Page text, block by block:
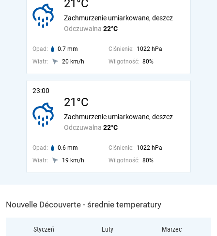
21°C
Odczuwalna 22°C
Zachmurzenie umiarkowane, deszcz
Opad: 0.7 mm Ciśnienie: 1022 hPa
Wiatr:
20 km/h Wilgotność: 80%
23:00
21°C
Odczuwalna 22°C
Zachmurzenie umiarkowane, deszcz
Opad: 0.6 mm Ciśnienie: 1022 hPa
Wiatr:
19 km/h Wilgotność: 80%
Nouvelle Découverte - średnie temperatury
Styczeń Luty Marzec